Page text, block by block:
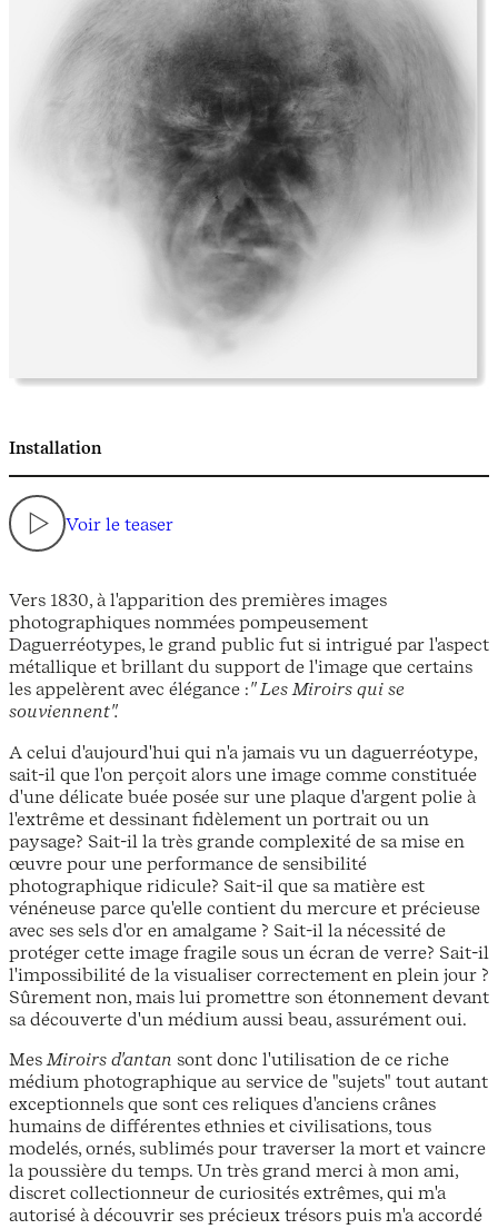
Installation
Voir le teaser
Vers 1830, à l'apparition des premières images
photographiques nommées pompeusement
Daguerréotypes, le grand public fut si intrigué par l'aspect
métallique et brillant du support de l'image que certains
les appelèrent avec élégance :" Les Miroirs qui se
souviennent".
A celui d'aujourd'hui qui n'a jamais vu un daguerréotype,
sait-il que l'on perçoit alors une image comme constituée
d'une délicate buée posée sur une plaque d'argent polie à
l'extrême et dessinant fidèlement un portrait ou un
paysage? Sait-il la très grande complexité de sa mise en
œuvre pour une performance de sensibilité
photographique ridicule? Sait-il que sa matière est
vénéneuse parce qu'elle contient du mercure et précieuse
avec ses sels d'or en amalgame ? Sait-il la nécessité de
protéger cette image fragile sous un écran de verre? Sait-il
l'impossibilité de la visualiser correctement en plein jour ?
Sûrement non, mais lui promettre son étonnement devant
sa découverte d'un médium aussi beau, assurément oui.
MesMiroirs d'antan sont donc l'utilisation de ce riche
médium photographique au service de "sujets" tout autant
exceptionnels que sont ces reliques d'anciens crânes
humains de différentes ethnies et civilisations, tous
modelés, ornés, sublimés pour traverser la mort et vaincre
la poussière du temps. Un très grand merci à mon ami,
discret collectionneur de curiosités extrêmes, qui m'a
autorisé à découvrir ses précieux trésors puis m'a accordé